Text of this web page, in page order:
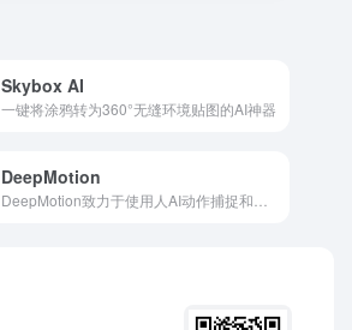
Skybox AI
一键将涂鸦转为360°无缝环境贴图的AI神器
DeepMotion